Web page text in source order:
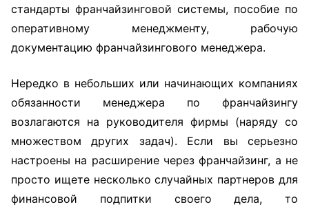
стандарты франчайзинговой системы, пособие по
оперативному менеджменту, рабочую
документацию франчайзингового менеджера.
Нередко в небольших или начинающих компаниях
обязанности менеджера по франчайзингу
возлагаются на руководителя фирмы (наряду со
множеством других задач). Если вы серьезно
настроены на расширение через франчайзинг, а не
просто ищете несколько случайных партнеров для
финансовой подпитки своего дела, то